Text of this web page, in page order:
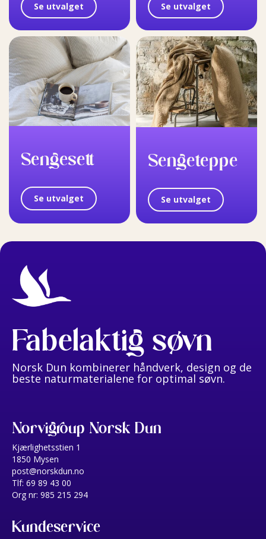
Se utvalget Se utvalget
Sengesett
Se utvalget
Sengeteppe
Se utvalget
Fabelaktig søvn
Norsk Dun kombinerer håndverk, design og de
beste naturmaterialene for optimal søvn.
Norvigroup Norsk Dun
Kjærlighetsstien 1
1850 Mysen
post@norskdun.no
Tlf: 69 89 43 00
Org nr: 985 215 294
Kundeservice